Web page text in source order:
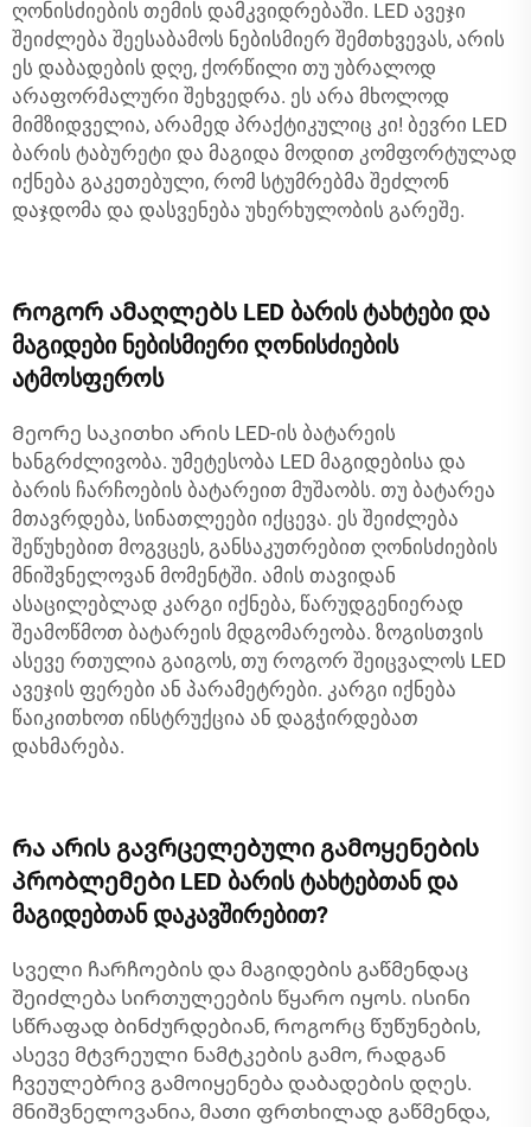
ღონისძიების თემის დამკვიდრებაში. LED ავეჯი
შეიძლება შეესაბამოს ნებისმიერ შემთხვევას, არის
ეს დაბადების დღე, ქორწილი თუ უბრალოდ
არაფორმალური შეხვედრა. ეს არა მხოლოდ
მიმზიდველია, არამედ პრაქტიკულიც კი! ბევრი LED
ბარის ტაბურეტი და მაგიდა მოდით კომფორტულად
იქნება გაკეთებული, რომ სტუმრებმა შეძლონ
დაჯდომა და დასვენება უხერხულობის გარეშე.
Როგორ ამაღლებს LED ბარის ტახტები და
მაგიდები ნებისმიერი ღონისძიების
ატმოსფეროს
Მეორე საკითხი არის LED-ის ბატარეის
ხანგრძლივობა. უმეტესობა LED მაგიდებისა და
ბარის ჩარჩოების ბატარეით მუშაობს. თუ ბატარეა
მთავრდება, სინათლეები იქცევა. ეს შეიძლება
შეწუხებით მოგვცეს, განსაკუთრებით ღონისძიების
მნიშვნელოვან მომენტში. ამის თავიდან
ასაცილებლად კარგი იქნება, წარუდგენიერად
შეამოწმოთ ბატარეის მდგომარეობა. ზოგისთვის
ასევე რთულია გაიგოს, თუ როგორ შეიცვალოს LED
ავეჯის ფერები ან პარამეტრები. კარგი იქნება
წაიკითხოთ ინსტრუქცია ან დაგჭირდებათ
დახმარება.
Რა არის გავრცელებული გამოყენების
პრობლემები LED ბარის ტახტებთან და
მაგიდებთან დაკავშირებით?
Სველი ჩარჩოების და მაგიდების გაწმენდაც
შეიძლება სირთულეების წყარო იყოს. ისინი
სწრაფად ბინძურდებიან, როგორც წუწუნების,
ასევე მტვრეული ნამტკების გამო, რადგან
ჩვეულებრივ გამოიყენება დაბადების დღეს.
მნიშვნელოვანია, მათი ფრთხილად გაწმენდა,